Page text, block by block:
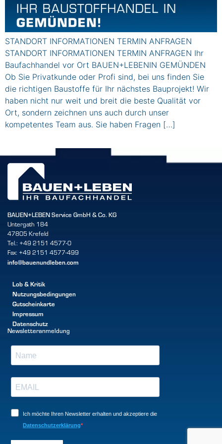
STANDORT INFORMATIONEN TERMIN ANFRAGEN
STANDORT INFORMATIONEN TERMIN ANFRAGEN Ihr
Baufachhandel vor Ort BAUEN+LEBENIN GEMÜNDEN
Ob Sie Privatkunde oder Profi sind, bei uns finden Sie
die richtigen Baustoffe für Ihr nächstes Bauprojekt! Wir
haben nicht nur weit und breit die beste Qualität vor
Ort, sondern zeichnen uns auch durch unser
kompetentes Team aus. Sie haben Fragen […]
BAUEN+LEBEN Service GmbH & Co. KG
Untergath 184
47805 Krefeld
Tel.: +49 2151 4577-0
Fax: +49 2151 4577-499
info@bauenundleben.com
Lob & Kritik
Nutzungsbedingungen
Gutscheinkarte
Impressum
Datenschutz
Newsletteranmeldung
Ich möchte Ihren Newsletter erhalten und akzeptiere die
Datenschutzerklärung